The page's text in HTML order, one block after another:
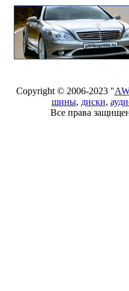
Copyright © 2006-2023 "
шины, диски,
Все права